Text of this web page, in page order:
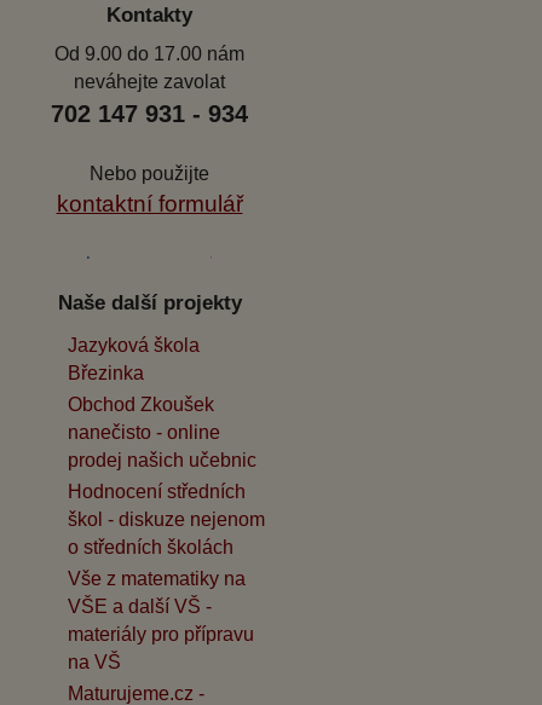
Kontakty
Od 9.00 do 17.00 nám
neváhejte zavolat
702 147 931 - 934
Nebo použijte
kontaktní formulář
Naše další projekty
Jazyková škola
Březinka
Obchod Zkoušek
nanečisto - online
prodej našich učebnic
Hodnocení středních
škol - diskuze nejenom
o středních školách
Vše z matematiky na
VŠE a další VŠ -
materiály pro přípravu
na VŠ
Maturujeme.cz -